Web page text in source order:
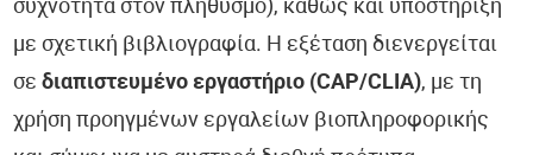
συχνότητα στον πληθυσμό), καθώς και υποστήριξη
με σχετική βιβλιογραφία. Η εξέταση διενεργείται
σεδιαπιστευμένο εργαστήριο (CAP/CLIA), με τη
χρήση προηγμένων εργαλείων βιοπληροφορικής